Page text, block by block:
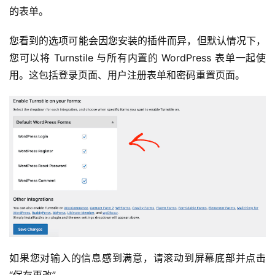
的表单。
您看到的选项可能会因您安装的插件而异，但默认情况下，
您可以将 Turnstile 与所有内置的 WordPress 表单一起使
用。这包括登录页面、用户注册表单和密码重置页面。
如果您对输入的信息感到满意，请滚动到屏幕底部并点击